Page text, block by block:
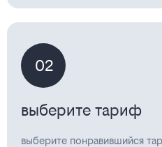
02
выберите тариф
выберите понравившийся